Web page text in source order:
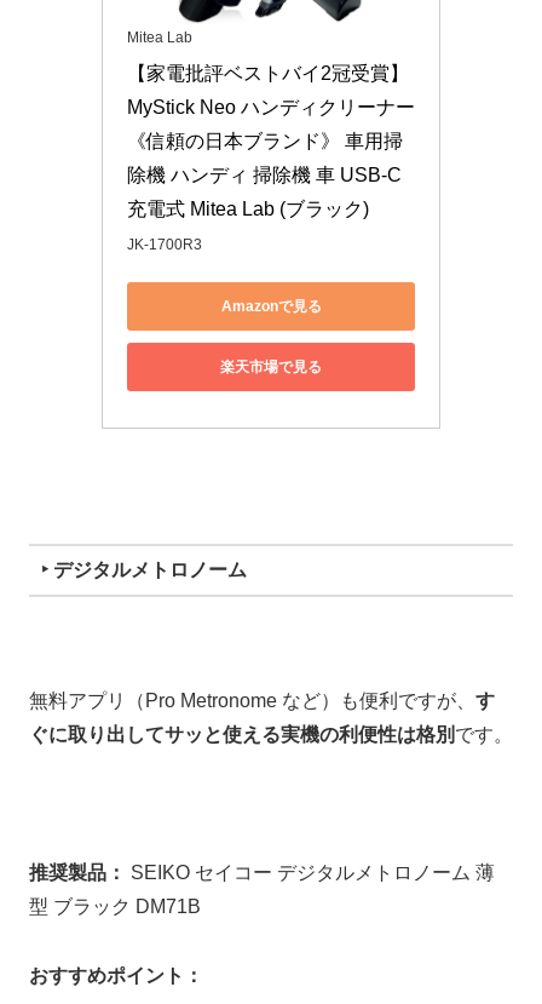
Mitea Lab
【家電批評ベストバイ2冠受賞】
MyStick Neo ハンディクリーナー
《信頼の日本ブランド》 車用掃
除機 ハンディ 掃除機 車 USB-C
充電式 Mitea Lab (ブラック)
JK-1700R3
Amazonで見る
楽天市場で見る
‣ デジタルメトロノーム
無料アプリ（Pro Metronome など）も便利ですが、 す
ぐに取り出してサッと使える実機の利便性は格別 です。
推奨製品：
SEIKO セイコー デジタルメトロノーム 薄
型 ブラック DM71B
おすすめポイント：